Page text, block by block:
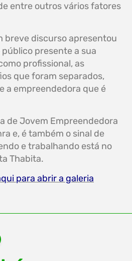
entre outros vários fatores
breve discurso apresentou
presente a sua
profissional, as
que foram separados,
a empreendedora que é
de Jovem Empreendedora
e, é também o sinal de
e trabalhando está no
Thabita.
para abrir a galeria